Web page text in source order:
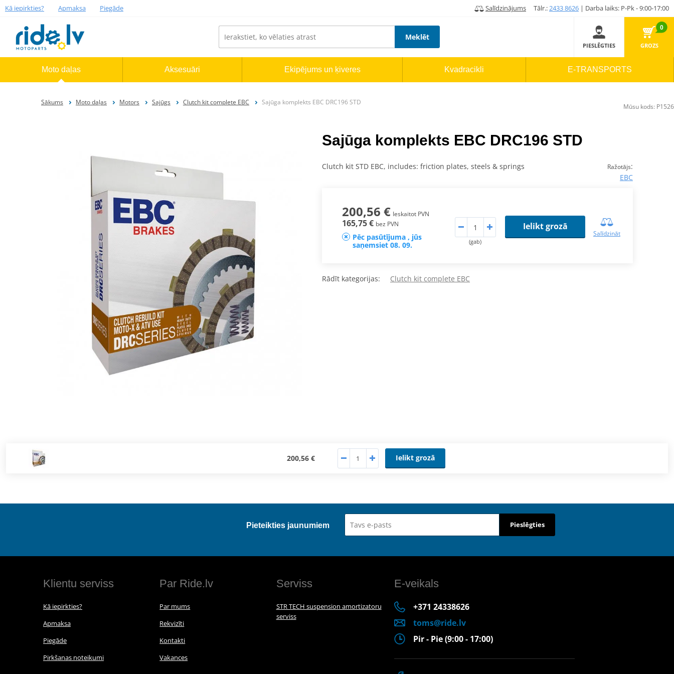
Kā iepirkties? Apmaksa Piegāde Salīdzinājums Tālr.:2433 8626 | Darba laiks: P-Pk - 9:00-17:00
Meklēt
PIESLĒGTIES
0
GROZS
Moto daļas Aksesuāri Ekipējums un ķiveres Kvadracikli E-TRANSPORTS
Sākums Moto daļas Motors Sajūgs Clutch kit complete EBC Sajūga komplekts EBC DRC196 STD
Sajūga komplekts EBC DRC196 STD
Ražotājs:
EBC
Clutch kit STD EBC, includes: friction plates, steels & springs
200,56 € Ieskaitot PVN
165,75 € bez PVN
Pēc pasūtījuma , jūs
saņemsiet 08. 09.
(gab)
Ielikt grozā
Salīdzināt
Rādīt kategorijas: Clutch kit complete EBC
200,56 € Ielikt grozā
Mūsu kods: P1526
Pieteikties jaunumiem Pieslēgties
Klientu serviss
Kā iepirkties?
Apmaksa
Piegāde
Pirkšanas noteikumi
Par Ride.lv
Par mums
Rekvizīti
Kontakti
Vakances
Serviss
STR TECH suspension amortizatoru
serviss
E-veikals
+371 24338626
toms@ride.lv
Pir - Pie (9:00 - 17:00)